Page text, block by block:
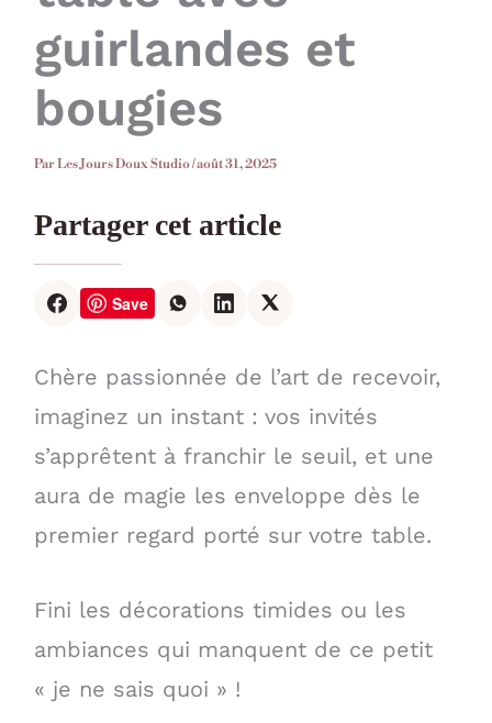
guirlandes et
bougies
ParLes Jours Doux Studio/août 31, 2025
Partager cet article
Save
Chère passionnée de l’art de recevoir,
imaginez un instant : vos invités
s’apprêtent à franchir le seuil, et une
aura de magie les enveloppe dès le
premier regard porté sur votre table.
Fini les décorations timides ou les
ambiances qui manquent de ce petit
« je ne sais quoi » !